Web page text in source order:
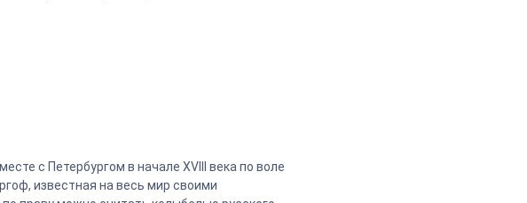
с Петербургом в начале XVIII века по воле
известная на весь мир своими